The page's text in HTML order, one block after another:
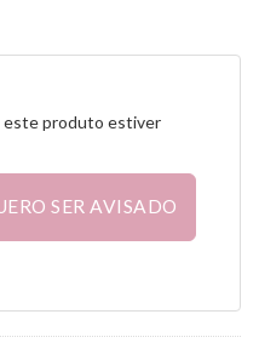
este produto estiver
SER AVISADO